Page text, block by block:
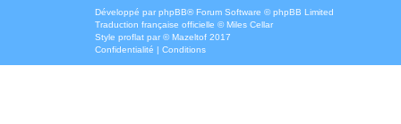
Développé par phpBB® Forum Software © phpBB Limited
Traduction française officielle ©Miles Cellar
Style proflat par ©Mazeltof 2017
Confidentialité | Conditions